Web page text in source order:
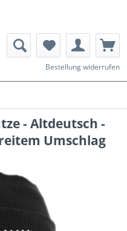
Bestellung widerrufen
- Altdeutsch -
Umschlag